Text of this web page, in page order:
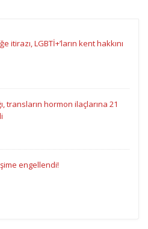
itirazı, LGBTİ+’ların kent hakkını
transların hormon ilaçlarına 21
engellendi!